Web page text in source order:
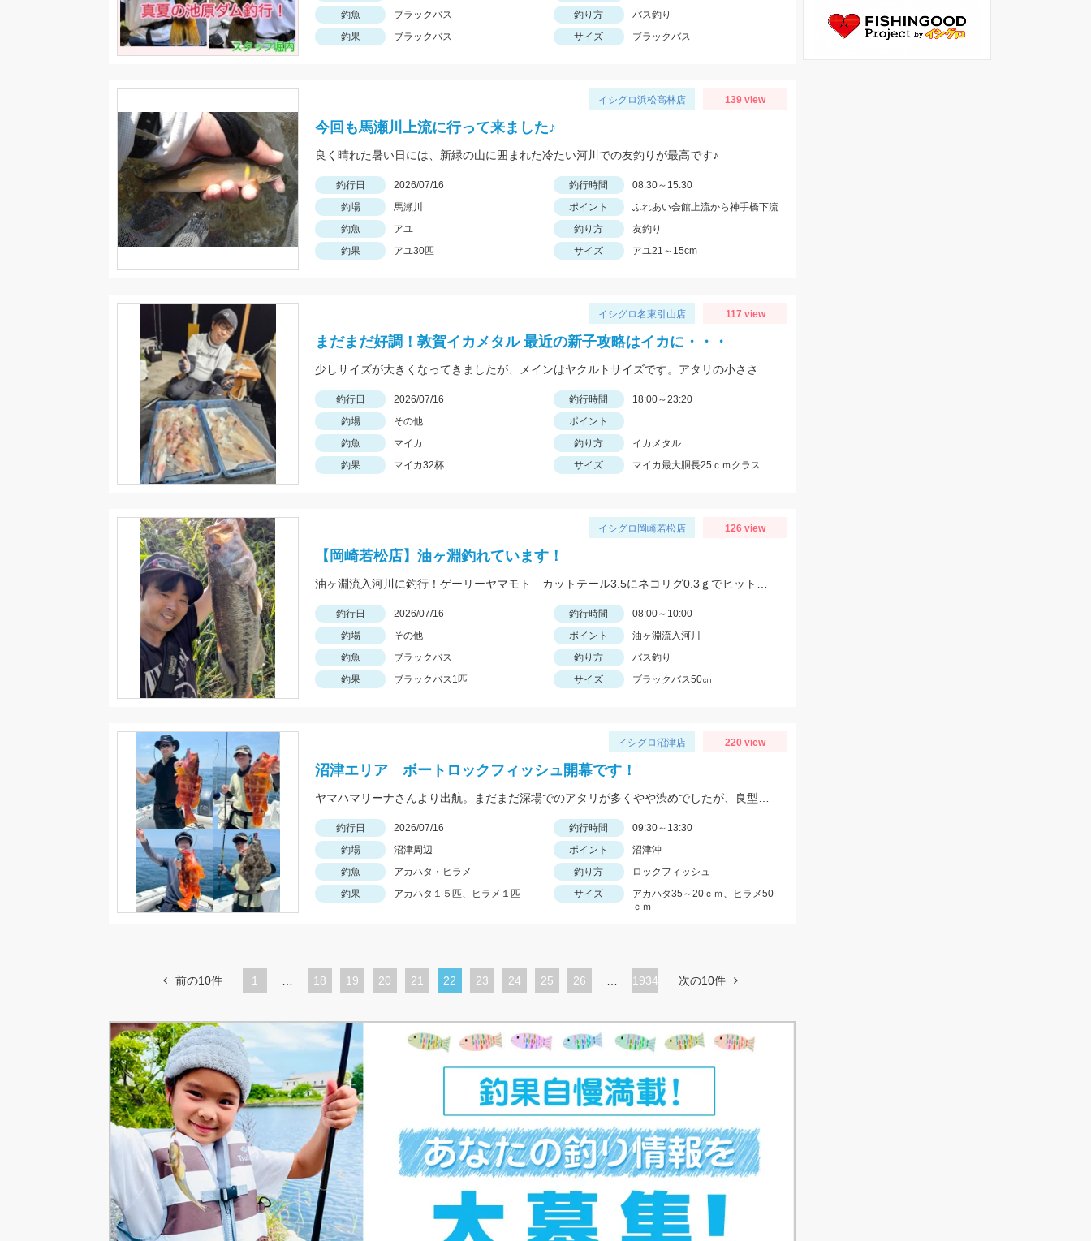
釣魚
ブラックバス 釣り方
バス釣り
釣果
ブラックバス サイズ ブラックバス
イシグロ浜松高林店 139 view
今回も馬瀬川上流に行って来ました♪
良く晴れた暑い日には、新緑の山に囲まれた冷たい河川での友釣りが最高です♪
釣行日 2026/07/16 釣行時間
08:30～15:30
釣場
馬瀬川 ポイント
ふれあい会館上流から神手橋下流
釣魚
アユ 釣り方
友釣り
釣果
アユ30匹 サイズ アユ21～15cm
イシグロ名東引山店 117 view
まだまだ好調！敦賀イカメタル 最近の新子攻略はイカに・・・
釣行日 2026/07/16 釣行時間
18:00～23:20
釣場
その他
ポイント
釣魚
マイカ 釣り方
イカメタル
釣果
マイカ32杯 サイズ マイカ最大胴長25ｃｍクラス
イシグロ岡崎若松店 126 view
【岡崎若松店】油ヶ淵釣れています！
釣行日 2026/07/16 釣行時間
08:00～10:00
釣場
その他 ポイント
油ヶ淵流入河川
釣魚
ブラックバス 釣り方
バス釣り
釣果
ブラックバス1匹 サイズ ブラックバス50㎝
イシグロ沼津店 220 view
沼津エリア ボートロックフィッシュ開幕です！
釣行日 2026/07/16 釣行時間
09:30～13:30
釣場
沼津周辺 ポイント
沼津沖
釣魚
アカハタ・ヒラメ 釣り方
ロックフィッシュ
釣果
アカハタ１５匹、ヒラメ１匹 サイズ
アカハタ35～20ｃｍ、ヒラメ50
ｃｍ
前の10件 1
ペ
ジ
18
ペ
ジ
19
ペ
20
ペ
21
カ
ト
ジ
22
ペ
23
ペ
24
ペ
25
ペ
26 1934 次の10件